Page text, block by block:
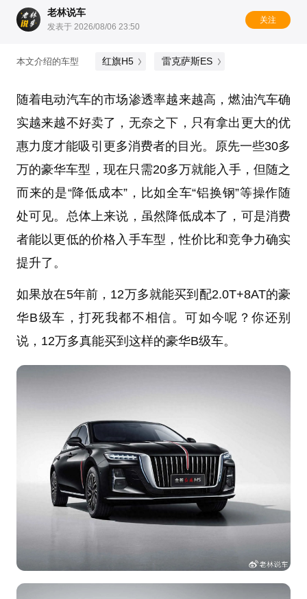
老林说车
发表于 2026/08/06 23:50
关注
本文介绍的车型 红旗H5 雷克萨斯ES
随着电动汽车的市场渗透率越来越高，燃油汽车确
实越来越不好卖了，无奈之下，只有拿出更大的优
惠力度才能吸引更多消费者的目光。原先一些30多
万的豪华车型，现在只需20多万就能入手，但随之
而来的是“降低成本”，比如全车“铝换钢”等操作随
处可见。总体上来说，虽然降低成本了，可是消费
者能以更低的价格入手车型，性价比和竞争力确实
提升了。
如果放在5年前，12万多就能买到配2.0T+8AT的豪
华B级车，打死我都不相信。可如今呢？你还别
说，12万多真能买到这样的豪华B级车。